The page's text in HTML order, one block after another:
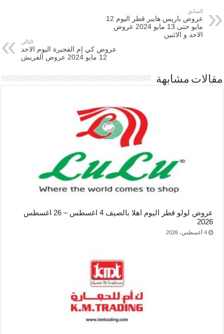
السابق
عروض باريس هايبر قطر اليوم 12
مايو حتى 13 مايو 2024 عروض
الاحد و الاثنين
التالي
عروض كي إم الفجيرة اليوم الاحد
12 مايو 2024 عروض الفريش
مقالات مشابهة
عروض لولو قطر اليوم اهلا بالصيف 4 اغسطس – 26 اغسطس
2026
4 أغسطس، 2026